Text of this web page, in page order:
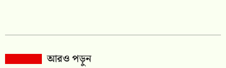
আরও পড়ুন